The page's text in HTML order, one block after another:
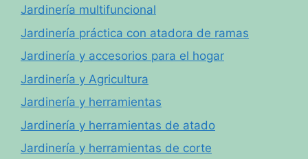
Jardinería multifuncional
Jardinería práctica con atadora de ramas
Jardinería y accesorios para el hogar
Jardinería y Agricultura
Jardinería y herramientas
Jardinería y herramientas de atado
Jardinería y herramientas de corte